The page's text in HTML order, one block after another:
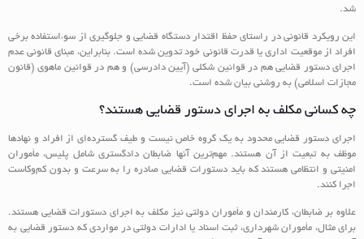
شد.
این رویکرد قانونی در راستای حفظ اقتدار دستگاه قضایی و جلوگیری از سوءاستفاده برخی
افراد از موقعیت اداری یا قدرت قانونی خود تدوین شده است. بنابراین، مبنای قانونی عدم
اجرای دستور قضایی هم در قوانین شکلی (آیین دادرسی) و هم در قوانین ماهوی (قانون
مجازات اسلامی) به روشنی بیان شده است.
چه کسانی مکلف به اجرای دستور قضایی هستند؟
اجرای دستور قضایی محدود به یک گروه خاص نیست و طیف گسترده‌ای از افراد و نهادها
موظف به تبعیت از آن هستند. مهم‌ترین آنها ضابطان دادگستری شامل پلیس، مأموران
امنیتی و انتظامی هستند که باید دستورات قضایی صادره را به سرعت و بدون کم‌وکاست
اجرا کنند.
علاوه بر ضابطان، کارمندان و مأموران دولتی نیز مکلف به اجرای دستورات قضایی هستند.
برای مثال، مأموران شهرداری، ثبت اسناد یا ادارات دولتی در مواردی که دستور قضایی به